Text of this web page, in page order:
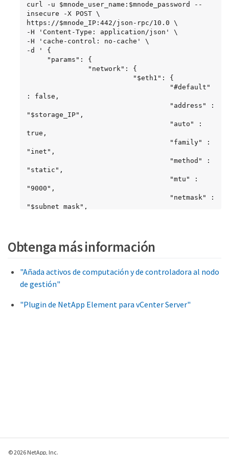
curl -u $mnode_user_name:$mnode_password --
insecure -X POST \
https://$mnode_IP:442/json-rpc/10.0 \
-H 'Content-Type: application/json' \
-H 'cache-control: no-cache' \
-d ' {
: false,
"$storage_IP",
true,
"inet",
"static",
"9000",
"$subnet_mask",
"virtualNetworkTag" : "$vlan_id"
                                   }
               "cluster": {
                         "name":
"$mnode_host_name",
"$eth1.$vlan_id",
Obtenga más información
"Añada activos de computación y de controladora al nodo
de gestión"
"Plugin de NetApp Element para vCenter Server"
© 2026 NetApp, Inc.